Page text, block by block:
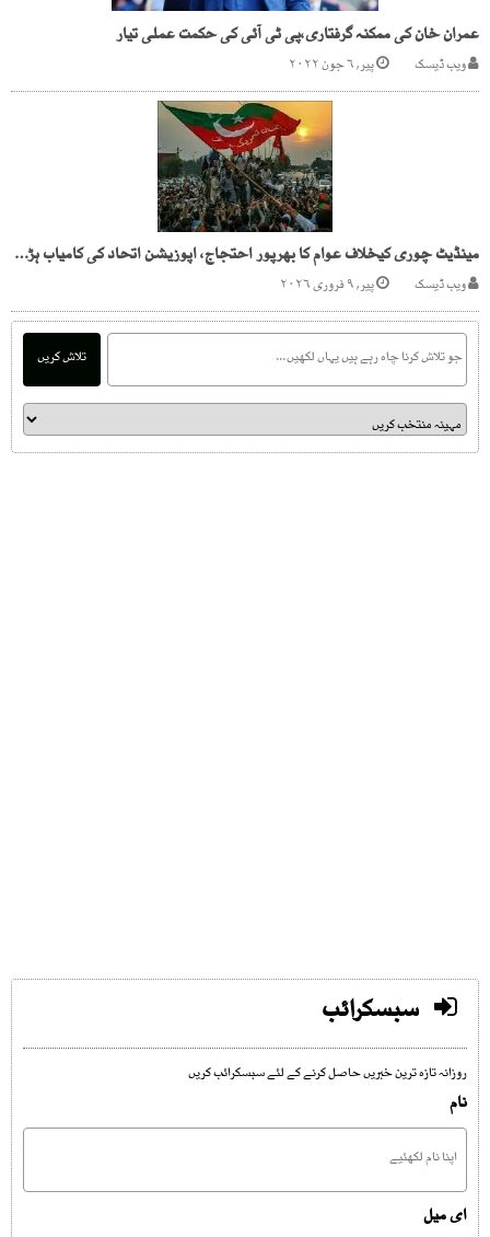
عمران خان کی ممکنہ گرفتاری،پی ٹی آئی کی حکمت عملی تیار
ویب ڈیسک پیر, ۶ جون ۲۰۲۲
مینڈیٹ چوری کیخلاف عوام کا بھرپور احتجاج، اپوزیشن اتحاد کی کامیاب ہڑتال پر مبارکباد
ویب ڈیسک پیر, ۹ فروری ۲۰۲۶
تلاش کریں
سبسکرائب
روزانہ تازہ ترین خبریں حاصل کرنے کے لئے سبسکرائب کریں
نام
ای میل